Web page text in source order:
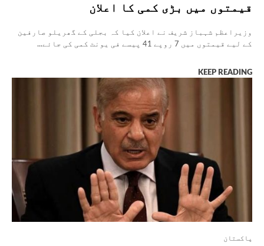
قیمتوں میں بڑی کمی کا اعلان
وزیراعظم شہباز شریف نے اعلان کیا کہ بجلی کے گھریلو صارفین
کے لیے قیمتوں میں 7 روپے 41 پیسے فی یونٹ کمی کی جائے...
KEEP READING
پاکستان